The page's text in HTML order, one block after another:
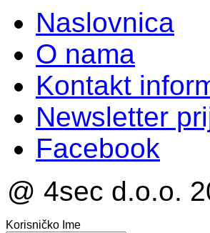
Naslovnica
O nama
Kontakt
Newsletter
Facebook
@ 4sec d.o.o.
Korisničko Ime